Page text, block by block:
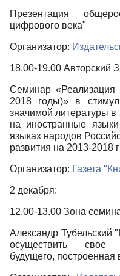
Презентация
цифрового века"
Организатор:
18.00-19.00 Авторский
Семинар
2018 годы)» в
значимой литературы в
на иностранные
языках народов
развития на 2013-2018
Организатор: Газета
2 декабря:
12.00-13.00 Зона
Александр Тубельский
осуществить свое
будущего, построенная